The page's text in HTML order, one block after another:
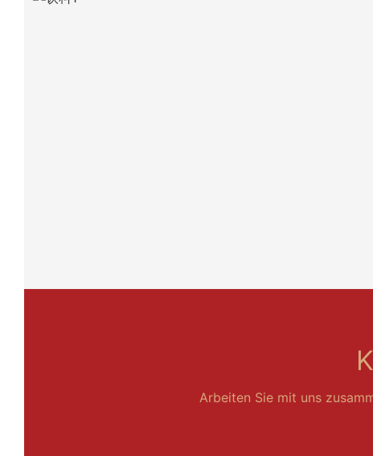
Arbeiten Sie mit uns